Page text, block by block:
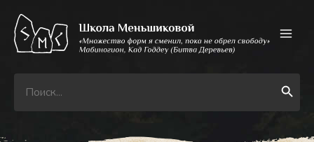
содержимому
Search
for:
Search Button